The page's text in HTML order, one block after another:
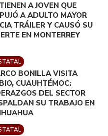
A JOVEN QUE
A ADULTO MAYOR
TRÁILER Y CAUSÓ SU
EN MONTERREY
BONILLA VISITA
CUAUHTÉMOC:
DEL SECTOR
SU TRABAJO EN